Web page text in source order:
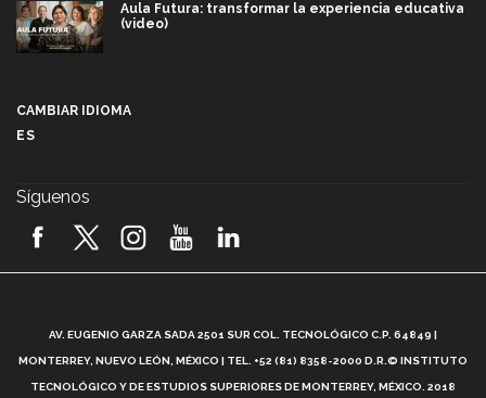
Aula Futura: transformar la experiencia educativa
(video)
2026! (video)
¿Cómo es el Modelo Educativo Tec? (video)
CAMBIAR IDIOMA
ES
Síguenos
AV. EUGENIO GARZA SADA 2501 SUR COL. TECNOLÓGICO C.P. 64849 |
MONTERREY, NUEVO LEÓN, MÉXICO | TEL. +52 (81) 8358-2000 D.R.© INSTITUTO
TECNOLÓGICO Y DE ESTUDIOS SUPERIORES DE MONTERREY, MÉXICO. 2018